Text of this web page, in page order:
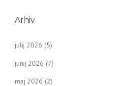
Arhiv
julij 2026 (5)
junij 2026 (7)
maj 2026 (2)